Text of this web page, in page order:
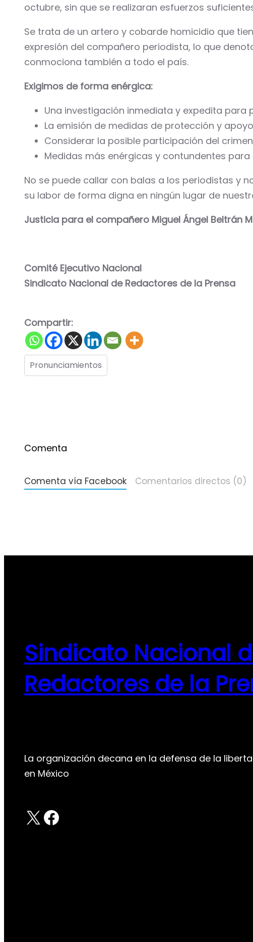
octubre, sin que se realizaran esfuerzos
Se trata de un artero y cobarde homicidio que
expresión del compañero periodista, lo que
conmociona también a todo el país.
Exigimos de forma enérgica:
Una investigación inmediata y expedita
La emisión de medidas de protección y
Considerar la posible participación del
Medidas más enérgicas y contundentes
No se puede callar con balas a los periodistas y
su labor de forma digna en ningún lugar de
Justicia para el compañero Miguel Ángel Beltrán
Comité Ejecutivo Nacional
Sindicato Nacional de Redactores de la Prensa
Compartir:
Pronunciamientos
Comenta
Comenta vía Facebook Comentarios directos (0)
Sindicato Nacional
Redactores de la
La organización decana en la defensa de la
en México
X Facebook